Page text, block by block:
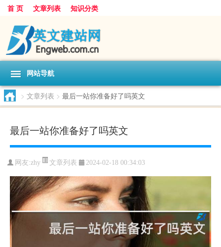
首 页 文章列表 知识分类
网站导航
> 文章列表 > 最后一站你准备好了吗英文
最后一站你准备好了吗英文
网友:zhy 文章列表 2024-02-18 00:34:03